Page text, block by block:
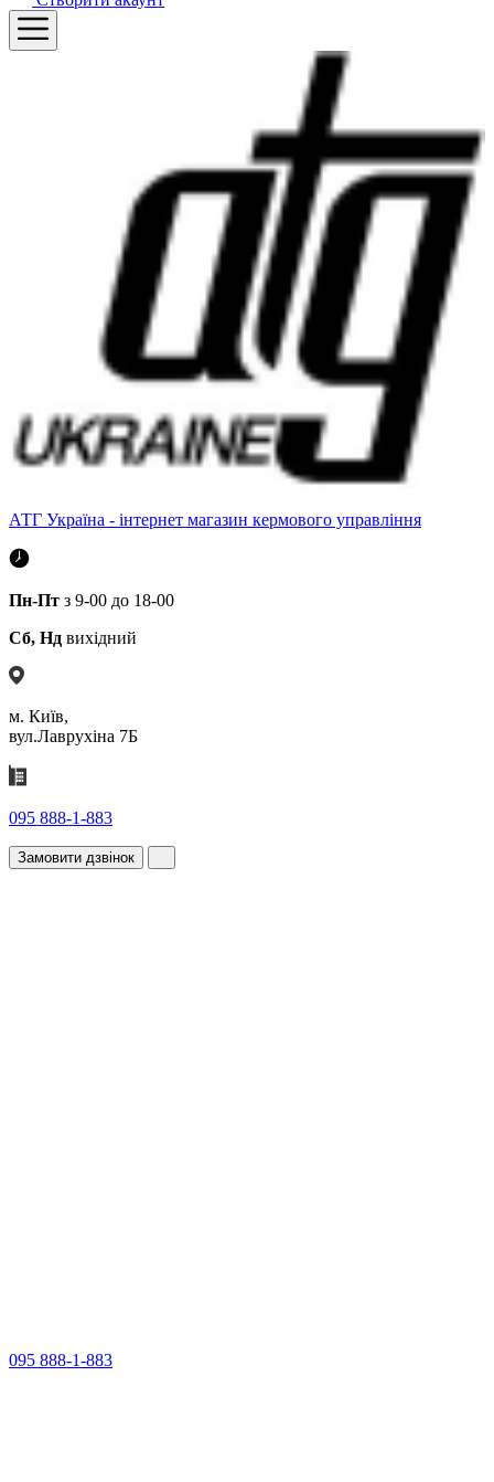
АТГ Україна - інтернет магазин кермового управління
Пн-Пт з 9-00 до 18-00
Сб, Нд вихідний
м. Київ,
вул.Лаврухіна 7Б
095 888-1-883
Замовити дзвінок
095 888-1-883